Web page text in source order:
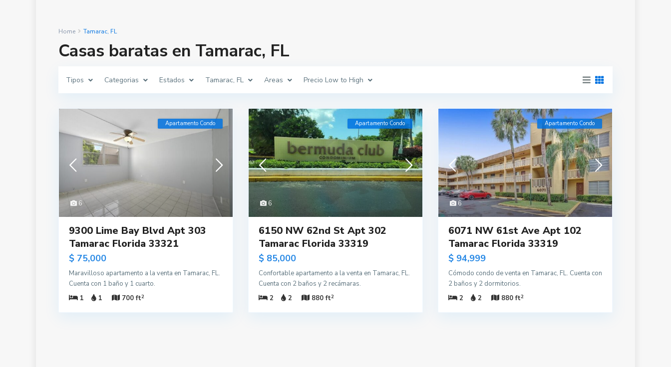
Home Tamarac, FL
Casas baratas en Tamarac, FL
Tipos Categorias Estados Tamarac, FL Areas Precio Low to High
6
Apartamento Condo
9300 Lime Bay Blvd Apt 303
Tamarac Florida 33321
$ 75,000
Maravilloso apartamento a la venta en Tamarac, FL.
Cuenta con 1 baño y 1 cuarto.
1
1 700 ft2
6
Apartamento Condo
6150 NW 62nd St Apt 302
Tamarac Florida 33319
$ 85,000
Confortable apartamento a la venta en Tamarac, FL.
Cuenta con 2 baños y 2 recámaras.
2
2 880 ft2
6
Apartamento Condo
6071 NW 61st Ave Apt 102
Tamarac Florida 33319
$ 94,999
Cómodo condo de venta en Tamarac, FL. Cuenta con
2 baños y 2 dormitorios.
2
2 880 ft2